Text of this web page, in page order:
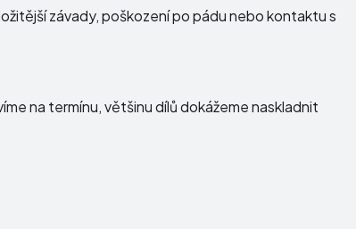
závady, poškození po pádu nebo kontaktu s
na termínu, většinu dílů dokážeme naskladnit